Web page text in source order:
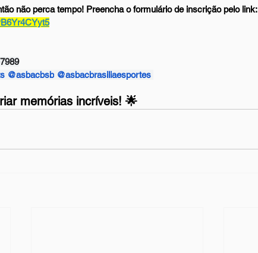
não perca tempo! Preencha o formulário de inscrição pelo link:
@asbacbsb @asbacbrasiliaesportes
memórias incríveis! 🌟